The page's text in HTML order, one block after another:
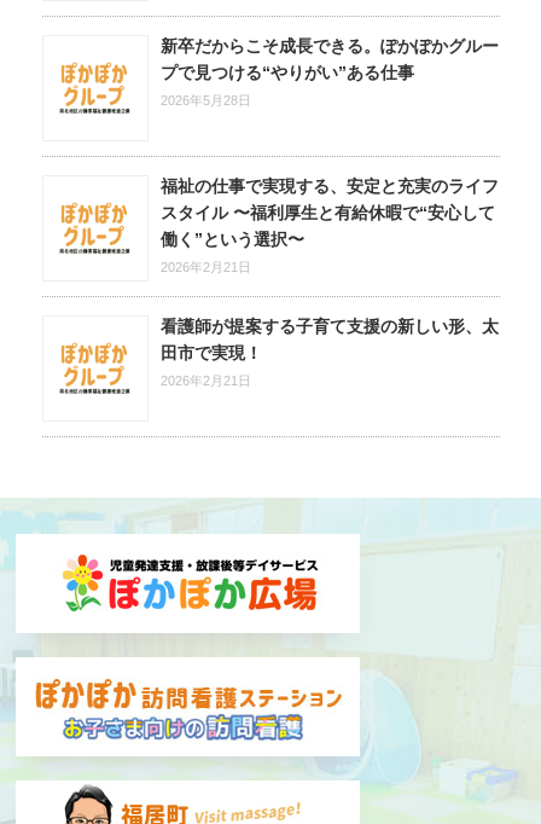
新卒だからこそ成長できる。ぽかぽかグルー
プで見つける“やりがい”ある仕事
2026年5月28日
福祉の仕事で実現する、安定と充実のライフ
スタイル 〜福利厚生と有給休暇で“安心して
働く”という選択〜
2026年2月21日
看護師が提案する子育て支援の新しい形、太
田市で実現！
2026年2月21日